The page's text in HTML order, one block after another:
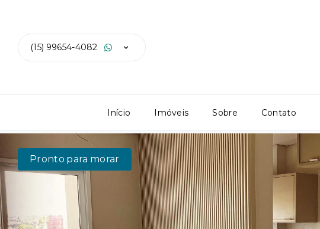
(15) 99654-4082
Início Imóveis Sobre Contato
Pronto para morar